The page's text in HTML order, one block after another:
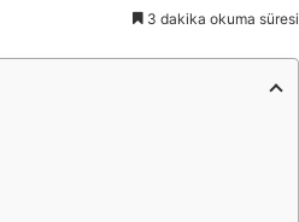
3 dakika okuma süresi